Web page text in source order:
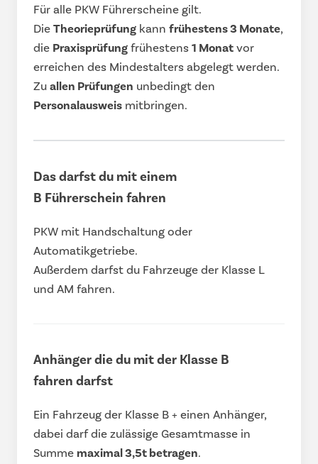
Für alle PKW Führerscheine gilt.
DieTheorieprüfung kannfrühestens 3 Monate,
die Praxisprüfung frühestens1 Monat vor
erreichen des Mindestalters abgelegt werden.
Zuallen Prüfungen unbedingt den
Personalausweis mitbringen.
Das darfst du mit einem
B Führerschein fahren
PKW mit Handschaltung oder
Automatikgetriebe.
Außerdem darfst du Fahrzeuge der Klasse L
und AM fahren.
Anhänger die du mit der Klasse B
fahren darfst
Ein Fahrzeug der Klasse B + einen Anhänger,
dabei darf die zulässige Gesamtmasse in
Summe maximal 3,5t betragen.